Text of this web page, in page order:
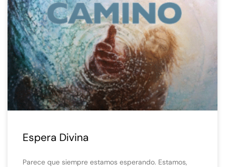
Espera Divina
Parece que siempre estamos esperando. Estamos,